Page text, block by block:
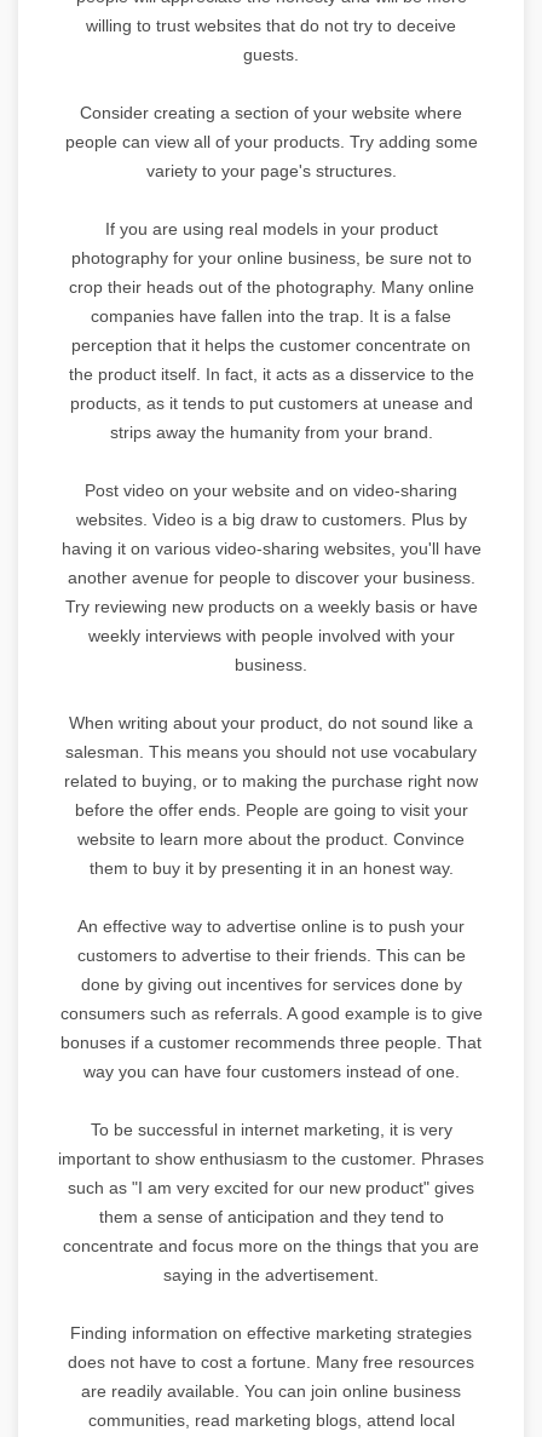
willing to trust websites that do not try to deceive
guests.
Consider creating a section of your website where
people can view all of your products. Try adding some
variety to your page's structures.
If you are using real models in your product
photography for your online business, be sure not to
crop their heads out of the photography. Many online
companies have fallen into the trap. It is a false
perception that it helps the customer concentrate on
the product itself. In fact, it acts as a disservice to the
products, as it tends to put customers at unease and
strips away the humanity from your brand.
Post video on your website and on video-sharing
websites. Video is a big draw to customers. Plus by
having it on various video-sharing websites, you'll have
another avenue for people to discover your business.
Try reviewing new products on a weekly basis or have
weekly interviews with people involved with your
business.
When writing about your product, do not sound like a
salesman. This means you should not use vocabulary
related to buying, or to making the purchase right now
before the offer ends. People are going to visit your
website to learn more about the product. Convince
them to buy it by presenting it in an honest way.
An effective way to advertise online is to push your
customers to advertise to their friends. This can be
done by giving out incentives for services done by
consumers such as referrals. A good example is to give
bonuses if a customer recommends three people. That
way you can have four customers instead of one.
To be successful in internet marketing, it is very
important to show enthusiasm to the customer. Phrases
such as "I am very excited for our new product" gives
them a sense of anticipation and they tend to
concentrate and focus more on the things that you are
saying in the advertisement.
Finding information on effective marketing strategies
does not have to cost a fortune. Many free resources
are readily available. You can join online business
communities, read marketing blogs, attend local